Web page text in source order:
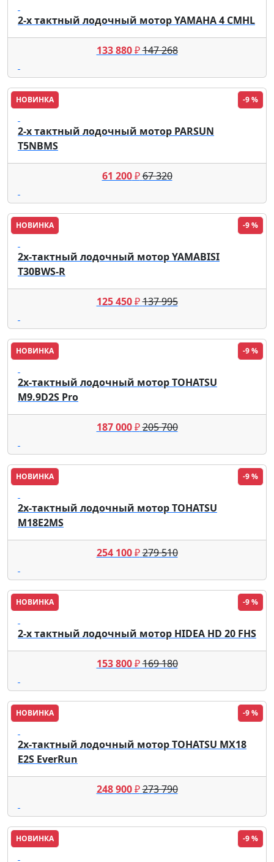
2-х тактный лодочный мотор YAMAHA 4 СMHL
133 880₽147 268
НОВИНКА -9 %
Parsun
2-х тактный лодочный мотор PARSUN
T5NBMS
61 200₽67 320
НОВИНКА -9 %
Yamabisi
2х-тактный лодочный мотор YAMABISI
T30BWS-R
125 450₽137 995
НОВИНКА -9 %
Tohatsu
2х-тактный лодочный мотор TOHATSU
M9.9D2S Pro
187 000₽205 700
НОВИНКА -9 %
Tohatsu
2х-тактный лодочный мотор TOHATSU
M18E2MS
254 100₽279 510
НОВИНКА -9 %
Hidea
2-х тактный лодочный мотор HIDEA HD 20 FHS
153 800₽169 180
НОВИНКА -9 %
Tohatsu
2х-тактный лодочный мотор TOHATSU MX18
E2S EverRun
248 900₽273 790
НОВИНКА -9 %
Tohatsu